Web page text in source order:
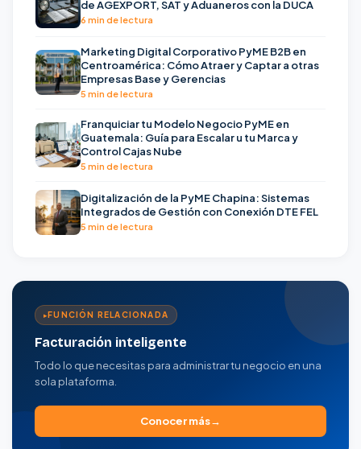
de AGEXPORT, SAT y Aduaneros con la DUCA
6 min de lectura
Marketing Digital Corporativo PyME B2B en
Centroamérica: Cómo Atraer y Captar a otras
Empresas Base y Gerencias
5 min de lectura
Franquiciar tu Modelo Negocio PyME en
Guatemala: Guía para Escalar u tu Marca y
Control Cajas Nube
5 min de lectura
Digitalización de la PyME Chapina: Sistemas
Integrados de Gestión con Conexión DTE FEL
5 min de lectura
FUNCIÓN RELACIONADA
Facturación inteligente
Todo lo que necesitas para administrar tu negocio en una
sola plataforma.
Conocer más